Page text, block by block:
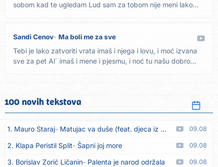
sobom kad te ugledam Lud sam za tobom nije meni lako
Sandi Cenov Ma boli me za sve
Tebi je lako zatvoriti vrata imaš i njega i lovu, i moć izvana
sve za pet Al´ imaš i mene i pjesmu, i noć tu našu dobro...
100 novih tekstova
1. Mauro Staraj Matujac va duše (feat. djeca iz Matulja) 09.08
2. Klapa Peristil Split Šapni joj more 09.08
3. Borislav Zorić Ličanin Palenta je narod održala 09.08